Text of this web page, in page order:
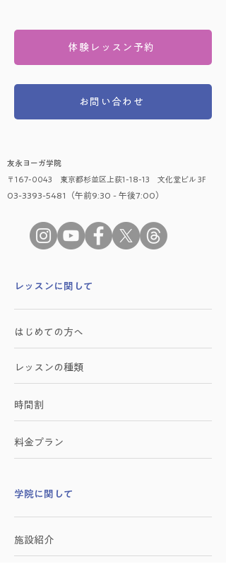
体験レッスン予約
お問い合わせ
友永ヨーガ学院
〒167-0043 東京都杉並区上荻1-18-13 文化堂ビル 3F
03-3393-5481（午前9:30 - 午後7:00）
​レッスンに関して
はじめての方へ
レッスンの種類
時間割
料金プラン
学院に関して
施設紹介